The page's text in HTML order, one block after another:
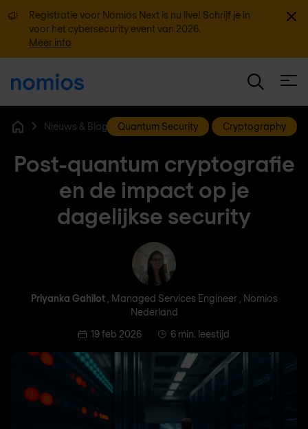
Registratie voor Nomios Next is nu live! Schrijf je in
voor het cybersecurity event van 2026.
Meer info
Nieuws & Blog Quantum Security Cryptography
Post-quantum cryptografie
en de impact op je
dagelijkse security
Priyanka Gahilot
Priyanka Gahilot, Managed Services Engineer , Nomios
Nederland
19 feb 2026
6 min. leestijd